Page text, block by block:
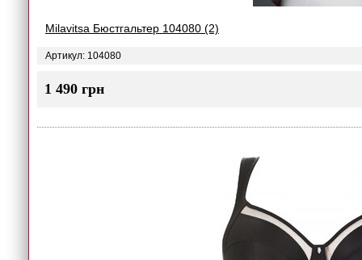
Milavitsa Бюстгальтер 104080 (2)
Артикул: 104080
1 490 грн